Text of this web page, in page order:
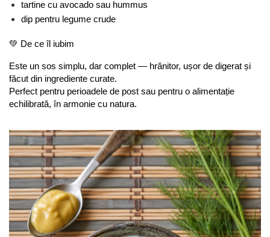
tartine cu avocado sau hummus
dip pentru legume crude
💚 De ce îl iubim
Este un sos simplu, dar complet — hrănitor, ușor de digerat și
făcut din ingrediente curate.
Perfect pentru perioadele de post sau pentru o alimentație
echilibrată, în armonie cu natura.